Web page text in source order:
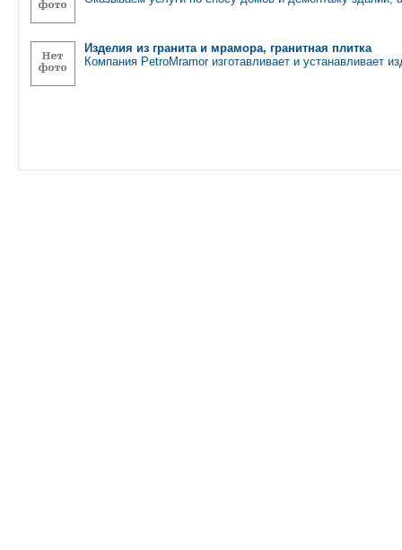
Изделия из гранита и мрамора, гранитная плитка
Компания PetroMramor изготавливает и устанавливает